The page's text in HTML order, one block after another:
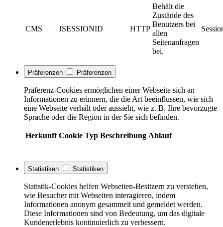
CMS JSESSIONID HTTP
Behält die
Zustände des
Benutzers bei
allen
Seitenanfragen
bei.
Präferenzen Präferenzen
Präferenz-Cookies ermöglichen einer Webseite sich an
Informationen zu erinnern, die die Art beeinflussen, wie sich
eine Webseite verhält oder aussieht, wie z. B. Ihre bevorzugte
Sprache oder die Region in der Sie sich befinden.
Herkunft Cookie Typ Beschreibung Ablauf
Statistiken Statistiken
Statistik-Cookies helfen Webseiten-Besitzern zu verstehen,
wie Besucher mit Webseiten interagieren, indem
Informationen anonym gesammelt und gemeldet werden.
Diese Informationen sind von Bedeutung, um das digitale
Kundenerlebnis kontinuierlich zu verbessern.